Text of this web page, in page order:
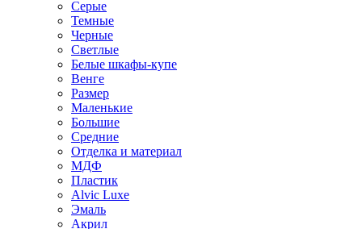
Серые
Темные
Черные
Светлые
Белые шкафы-купе
Венге
Размер
Маленькие
Большие
Средние
Отделка и материал
МДФ
Пластик
Alvic Luxe
Эмаль
Акрил